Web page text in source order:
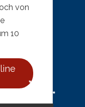
von
10